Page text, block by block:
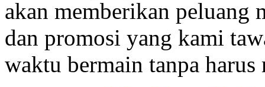
akan memberikan peluang
dan promosi yang kami
waktu bermain tanpa